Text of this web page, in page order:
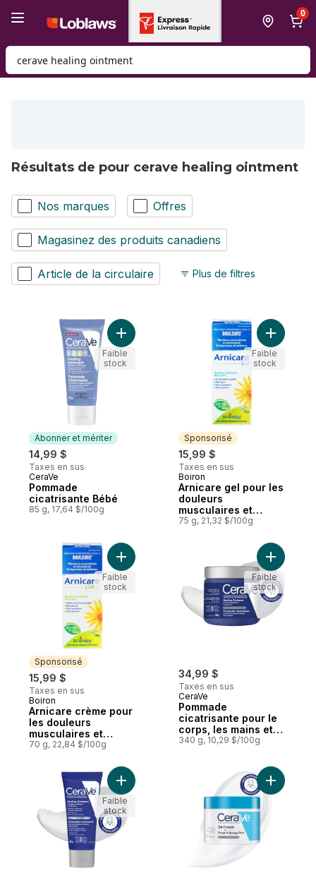
0
Rechercher des produits
Résultats de pour cerave healing ointment
Nos marques Offres
Magasinez des produits canadiens
Article de la circulaire Plus de filtres
Abonner et mériter
14,99 $
Taxes en sus
Abonner et mériter
CeraVe
Pommade
cicatrisante Bébé
85 g, 17,64 $/100g
Ajouter Pommade cicatrisante Bébé au
Faible
stock
Sponsorisé
15,99 $
Taxes en sus
Sponsorisé
Boiron
Arnicare gel pour les
douleurs
musculaires et
articulaires,
75 g, 21,32 $/100g
Ajouter
Faible
stock
Sponsorisé
15,99 $
Taxes en sus
Sponsorisé
Boiron
Arnicare crème pour
les douleurs
musculaires et
articulaires,
70 g, 22,84 $/100g
Ajouter Arnicare crème pour les
Faible
stock
34,99 $
Taxes en sus
CeraVe
Pommade
cicatrisante pour le
corps, les mains et le
visage
340 g, 10,29 $/100g
Ajouter
Faible
stock
Ajouter Pommade cicatrisante,
Faible
stock
Ajouter